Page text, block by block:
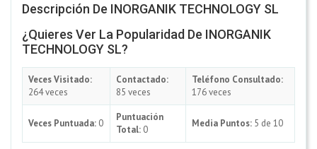
Descripción De INORGANIK TECHNOLOGY SL
¿Quieres Ver La Popularidad De INORGANIK
TECHNOLOGY SL?
Veces Visitado:
264 veces
Contactado:
85 veces
Teléfono Consultado:
176 veces
Veces Puntuada: 0
Puntuación
Total: 0
Media Puntos: 5 de 10